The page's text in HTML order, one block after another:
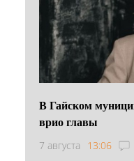
В Гайском
врио главы
7 августа 13:06